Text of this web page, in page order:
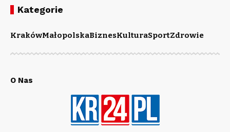
Kategorie
KrakówMałopolskaBiznesKulturaSportZdrowie
O Nas